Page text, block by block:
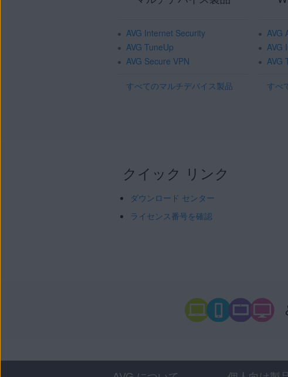
AVG Internet Security
AVG TuneUp
AVG Secure VPN
すべてのマルチデバイス製品
AVG
AVG
AVG
すべ
クイック リンク
ダウンロード センター
ライセンス番号を確認